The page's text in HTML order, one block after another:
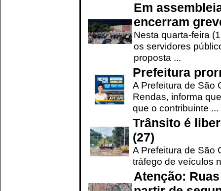
Em
encerram
Nesta quarta-feira
os servidores
proposta ...
Prefeitura
A Prefeitura de São
Rendas, informa
que o contribuinte ...
Trânsito é
(27)
A Prefeitura de São
tráfego de veículos
Atenção: